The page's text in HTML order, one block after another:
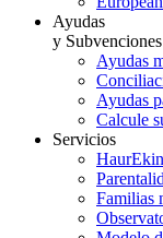
Ayudas
y Subvenciones
Ayudas
Ayudas
Calcule
Servicios
HaurEkin
Familias